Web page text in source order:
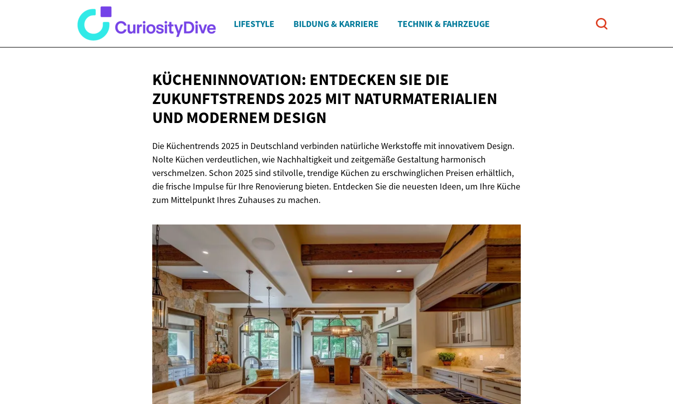
LIFESTYLE BILDUNG & KARRIERE TECHNIK & FAHRZEUGE
KÜCHENINNOVATION: ENTDECKEN SIE DIE
ZUKUNFTSTRENDS 2025 MIT NATURMATERIALIEN
UND MODERNEM DESIGN
Die Küchentrends 2025 in Deutschland verbinden natürliche Werkstoffe mit innovativem Design.
Nolte Küchen verdeutlichen, wie Nachhaltigkeit und zeitgemäße Gestaltung harmonisch
verschmelzen. Schon 2025 sind stilvolle, trendige Küchen zu erschwinglichen Preisen erhältlich,
die frische Impulse für Ihre Renovierung bieten. Entdecken Sie die neuesten Ideen, um Ihre Küche
zum Mittelpunkt Ihres Zuhauses zu machen.